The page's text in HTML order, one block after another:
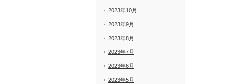
2023年10月
2023年9月
2023年8月
2023年7月
2023年6月
2023年5月